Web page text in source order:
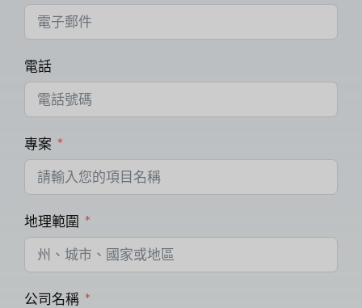
電話
專案
地理範圍
公司名稱